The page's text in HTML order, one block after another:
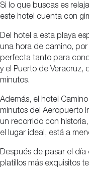
Si lo que buscas es
este hotel cuenta con
Del hotel a esta playa
una hora de camino,
perfecta tanto para
y el Puerto de Veracruz,
minutos.
Además, el hotel
minutos del Aeropuerto
un recorrido con
el lugar ideal, está a
Después de pasar el
platillos más exquisitos